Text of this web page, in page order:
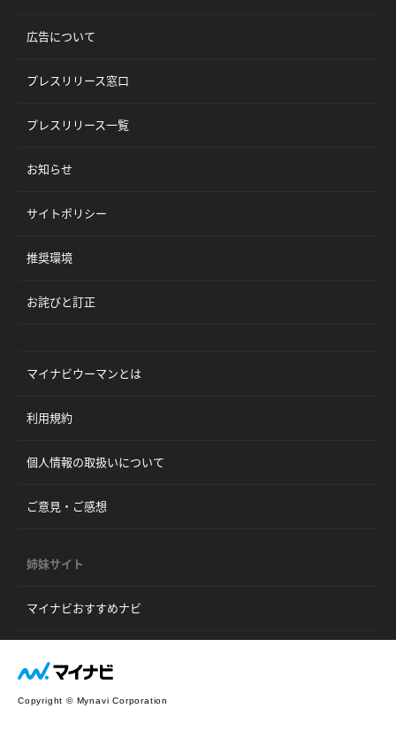
広告について
プレスリリース窓口
プレスリリース一覧
お知らせ
サイトポリシー
推奨環境
お詫びと訂正
マイナビウーマンとは
利用規約
個人情報の取扱いについて
ご意見・ご感想
姉妹サイト
マイナビおすすめナビ
Copyright © Mynavi Corporation